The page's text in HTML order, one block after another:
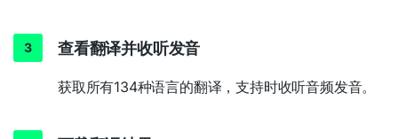
查看翻译并收听发音
获取所有134种语言的翻译，支持时收听音频发音。